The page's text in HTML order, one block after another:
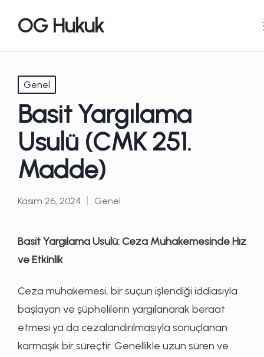
OG Hukuk
Posted
Genel
Basit Yargılama
Usulü (CMK 251.
Madde)
Kasım 26, 2024
Posted
Genel
Basit Yargılama Usulü: Ceza Muhakemesinde Hız
ve Etkinlik
Ceza muhakemesi, bir suçun işlendiği iddiasıyla
başlayan ve şüphelilerin yargılanarak beraat
etmesi ya da cezalandırılmasıyla sonuçlanan
karmaşık bir süreçtir. Genellikle uzun süren ve